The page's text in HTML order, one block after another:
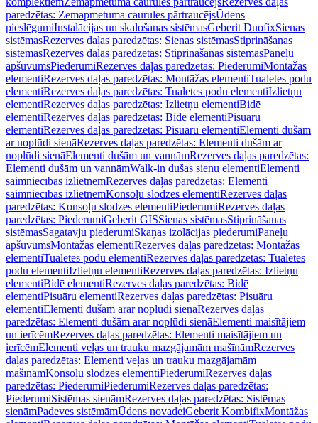
paredzētas: Zemapmetuma caurules pārtraucējsŪdens
pieslēgumiInstalācijas un skalošanas sistēmasGeberit DuofixSienas
sistēmasRezerves daļas paredzētas: Sienas sistēmasStiprināšanas
sistēmasRezerves daļas paredzētas: Stiprināšanas sistēmasPaneļu
apšuvumsPiederumiRezerves daļas paredzētas: PiederumiMontāžas
elementiRezerves daļas paredzētas: Montāžas elementiTualetes podu
elementiRezerves daļas paredzētas: Tualetes podu elementiIzlietņu
elementiRezerves daļas paredzētas: Izlietņu elementiBidē
elementiRezerves daļas paredzētas: Bidē elementiPisuāru
elementiRezerves daļas paredzētas: Pisuāru elementiElementi dušām
ar noplūdi sienāRezerves daļas paredzētas: Elementi dušām ar
noplūdi sienāElementi dušām un vannāmRezerves daļas paredzētas:
Elementi dušām un vannāmWalk-in dušas sienu elementiElementi
saimniecības izlietnēmRezerves daļas paredzētas: Elementi
saimniecības izlietnēmKonsoļu slodzes elementiRezerves daļas
paredzētas: Konsoļu slodzes elementiPiederumiRezerves daļas
paredzētas: PiederumiGeberit GISSienas sistēmasStiprināšanas
sistēmasSagatavju piederumiSkaņas izolācijas piederumiPaneļu
apšuvumsMontāžas elementiRezerves daļas paredzētas: Montāžas
elementiTualetes podu elementiRezerves daļas paredzētas: Tualetes
podu elementiIzlietņu elementiRezerves daļas paredzētas: Izlietņu
elementiBidē elementiRezerves daļas paredzētas: Bidē
elementiPisuāru elementiRezerves daļas paredzētas: Pisuāru
elementiElementi dušām arar noplūdi sienāRezerves daļas
paredzētas: Elementi dušām arar noplūdi sienāElementi maisītājiem
un ierīcēmRezerves daļas paredzētas: Elementi maisītājiem un
ierīcēmElementi veļas un trauku mazgājamām mašīnāmRezerves
daļas paredzētas: Elementi veļas un trauku mazgājamām
mašīnāmKonsoļu slodzes elementiPiederumiRezerves daļas
paredzētas: PiederumiPiederumiRezerves daļas paredzētas:
PiederumiSistēmas sienāmRezerves daļas paredzētas: Sistēmas
sienāmPadeves sistēmāmŪdens novadeiGeberit KombifixMontāžas